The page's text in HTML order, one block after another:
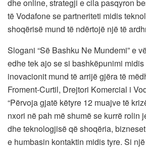
dhe online, strategji e cila pasqyron
të Vodafone se partneriteti midis
shoqërisë mund të ndërtojë një të
Slogani “Së Bashku Ne Mundemi” e
edhe tek ajo se si bashkëpunimi
inovacionit mund të arrijë gjëra të
Froment-Curtil, Drejtori Komercial i
“Përvoja gjatë këtyre 12 muajve të
nxori në pah më shumë se kurrë rolin
dhe teknologjisë që shoqëria,
e humbasin kontaktin midis tyre. Si